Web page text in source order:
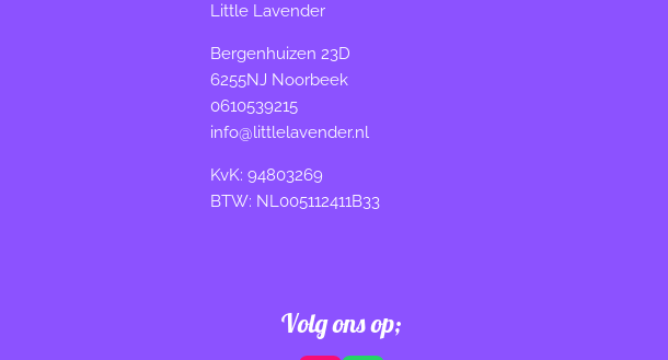
Little Lavender
Bergenhuizen 23D
6255NJ Noorbeek
0610539215
info@littlelavender.nl
KvK: 94803269
BTW: NL005112411B33
Volg ons op;